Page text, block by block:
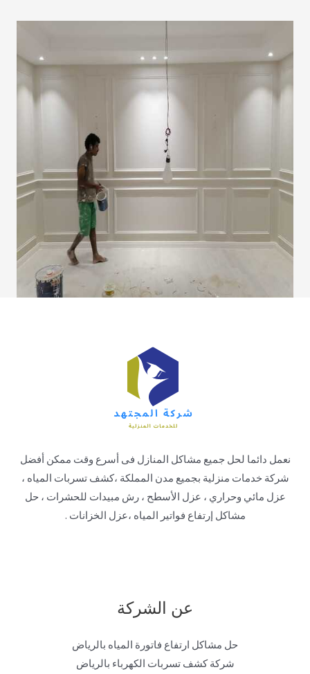
نعمل دائما لحل جميع مشاكل المنازل فى أسرع وقت ممكن أفضل
شركة خدمات منزلية بجميع مدن المملكة ،كشف تسربات المياه ،
عزل مائي وحراري ، عزل الأسطح ، رش مبيدات للحشرات ، حل
مشاكل إرتفاع فواتير المياه ،عزل الخزانات .
عن الشركة
حل مشاكل ارتفاع فاتورة المياه بالرياض
شركة كشف تسربات الكهرباء بالرياض